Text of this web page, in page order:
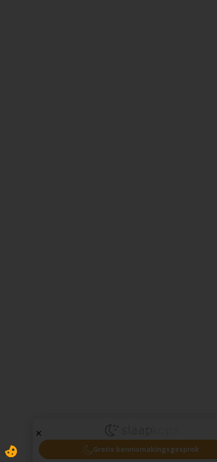
Gratis kennismakingsgesprek